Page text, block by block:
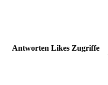
Antworten Likes Zugriffe